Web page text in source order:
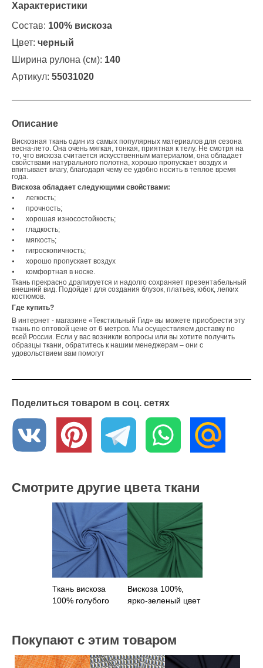
Характеристики
Состав: 100% вискоза
Цвет: черный
Ширина рулона (см): 140
Артикул: 55031020
Описание
Вискозная ткань один из самых популярных материалов для сезона
весна-лето. Она очень мягкая, тонкая, приятная к телу. Не смотря на
то, что вискоза считается искусственным материалом, она обладает
свойствами натурального полотна, хорошо пропускает воздух и
впитывает влагу, благодаря чему ее удобно носить в теплое время
года.
Вискоза обладает следующими свойствами:
⦁
легкость;
⦁
прочность;
⦁
хорошая износостойкость;
⦁
гладкость;
⦁
мягкость;
⦁
гигроскопичность;
⦁
хорошо пропускает воздух
⦁
комфортная в носке.
Ткань прекрасно драпируется и надолго сохраняет презентабельный
внешний вид. Подойдет для создания блузок, платьев, юбок, легких
костюмов.
Где купить?
В интернет - магазине «Текстильный Гид» вы можете приобрести эту
ткань по оптовой цене от 6 метров. Мы осуществляем доставку по
всей России. Если у вас возникли вопросы или вы хотите получить
образцы ткани, обратитесь к нашим менеджерам – они с
удовольствием вам помогут
Поделиться товаром в соц. сетях
Смотрите другие цвета ткани
Ткань вискоза
100% голубого
Вискоза 100%,
ярко-зеленый цвет
Покупают с этим товаром